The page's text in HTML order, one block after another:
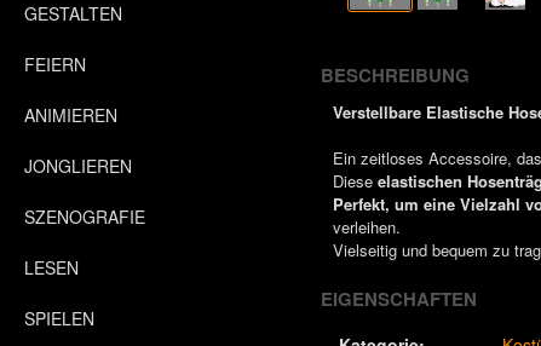
GESTALTEN
FEIERN
ANIMIEREN
JONGLIEREN
SZENOGRAFIE
LESEN
SPIELEN
BESCHREIBUNG
Verstellbare Elastische
Ein zeitloses Accessoire,
Diese elastischen
Perfekt, um eine Vielzahl
verleihen.
Vielseitig und bequem zu
EIGENSCHAFTEN